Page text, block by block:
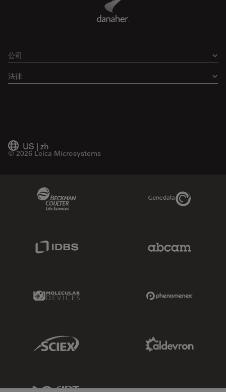
公司
法律
US | zh
© 2026 Leica Microsystems
Genedata Link
Molecular Devices Link
Sciex Link
IDT Link